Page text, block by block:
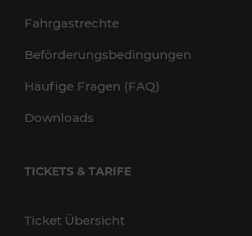
Fahrgastrechte
Beförderungsbedingungen
Häufige Fragen (FAQ)
Downloads
TICKETS & TARIFE
Ticket Übersicht